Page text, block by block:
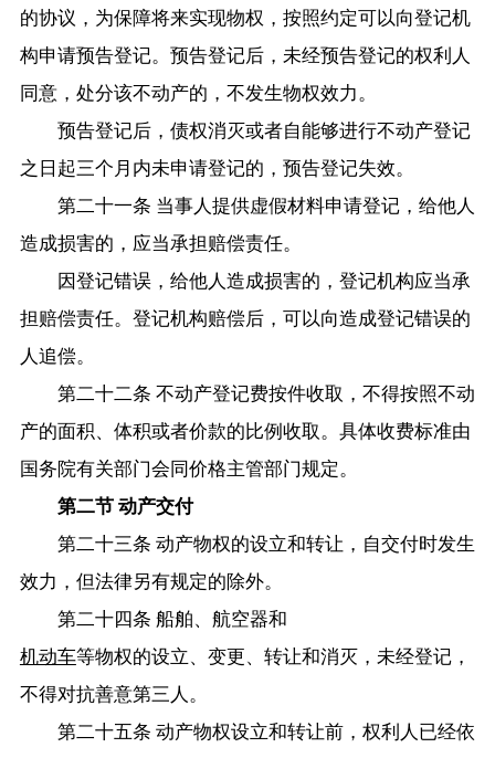
的协议，为保障将来实现物权，按照约定可以向登记机
构申请预告登记。预告登记后，未经预告登记的权利人
同意，处分该不动产的，不发生物权效力。
预告登记后，债权消灭或者自能够进行不动产登记
之日起三个月内未申请登记的，预告登记失效。
第二十一条 当事人提供虚假材料申请登记，给他人
造成损害的，应当承担赔偿责任。
因登记错误，给他人造成损害的，登记机构应当承
担赔偿责任。登记机构赔偿后，可以向造成登记错误的
人追偿。
第二十二条 不动产登记费按件收取，不得按照不动
产的面积、体积或者价款的比例收取。具体收费标准由
国务院有关部门会同价格主管部门规定。
第二节 动产交付
第二十三条 动产物权的设立和转让，自交付时发生
效力，但法律另有规定的除外。
第二十四条 船舶、航空器和
机动车等物权的设立、变更、转让和消灭，未经登记，
不得对抗善意第三人。
第二十五条 动产物权设立和转让前，权利人已经依